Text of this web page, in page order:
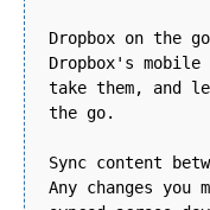
Dropbox on the go
Dropbox's mobile
take them, and
the go.
Sync content
Any changes